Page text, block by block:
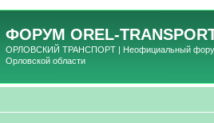
ФОРУМ OREL-
ОРЛОВСКИЙ ТРАНСПОРТ | Неофициальный форум
Орловской области